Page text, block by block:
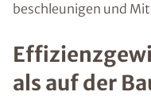
beschleunigen und
als auf der